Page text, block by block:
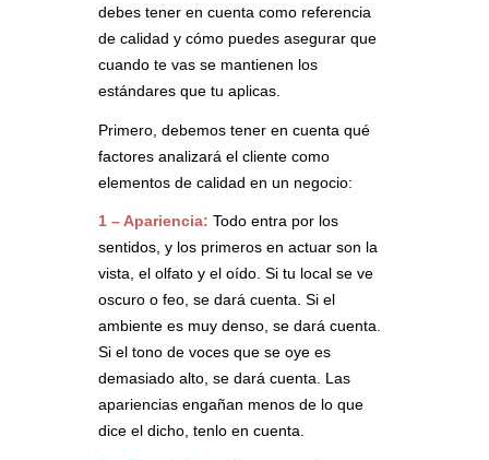
debes tener en cuenta como referencia
de calidad y cómo puedes asegurar que
cuando te vas se mantienen los
estándares que tu aplicas.
Primero, debemos tener en cuenta qué
factores analizará el cliente como
elementos de calidad en un negocio:
1 – Apariencia: Todo entra por los
sentidos, y los primeros en actuar son la
vista, el olfato y el oído. Si tu local se ve
oscuro o feo, se dará cuenta. Si el
ambiente es muy denso, se dará cuenta.
Si el tono de voces que se oye es
demasiado alto, se dará cuenta. Las
apariencias engañan menos de lo que
dice el dicho, tenlo en cuenta.